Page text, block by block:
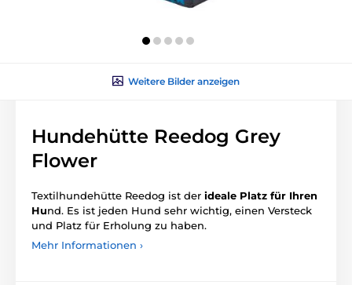
Weitere Bilder anzeigen
Hundehütte Reedog Grey
Flower
Textilhundehütte Reedog ist der ideale Platz für Ihren
Hund. Es ist jeden Hund sehr wichtig, einen Versteck
und Platz für Erholung zu haben.
Mehr Informationen ›